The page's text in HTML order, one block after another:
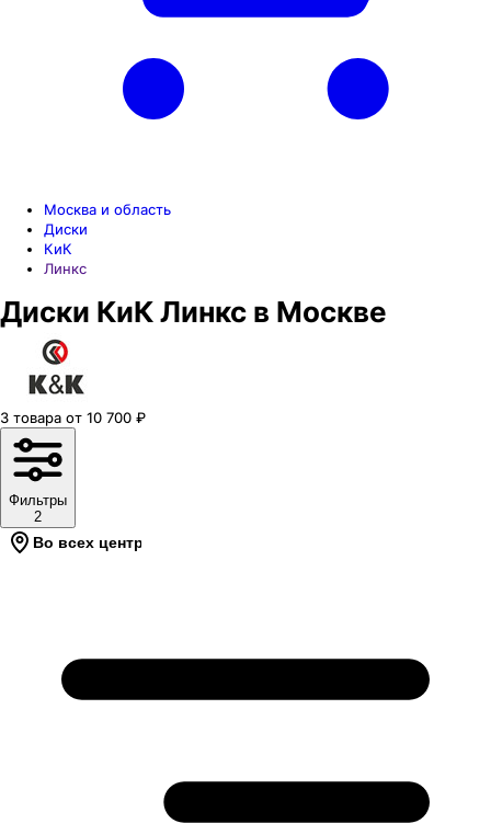
Москва и область
Диски
КиК
Линкс
Диски КиК Линкс в Москве
3 товара от 10 700 ₽
Фильтры
2
Во всех центрах